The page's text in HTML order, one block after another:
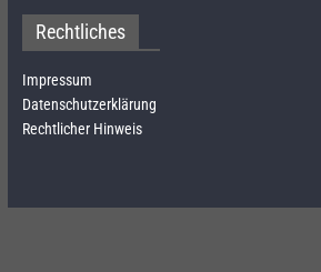
Rechtliches
Impressum
Datenschutzerklärung
Rechtlicher Hinweis